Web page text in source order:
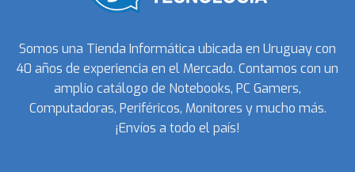
Somos una Tienda Informática ubicada en Uruguay con
40 años de experiencia en el Mercado. Contamos con un
amplio catálogo de Notebooks, PC Gamers,
Computadoras, Periféricos, Monitores y mucho más.
¡Envíos a todo el país!